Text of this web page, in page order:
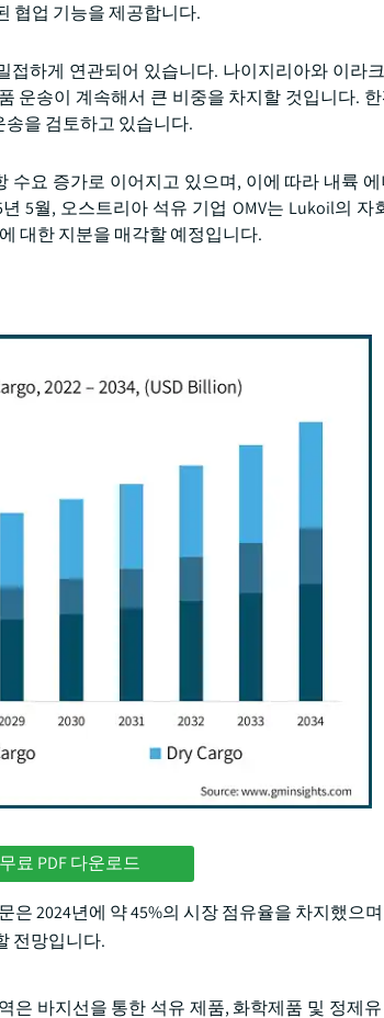
협업 기능을 제공합니다.
접하게 연관되어 있습니다. 나이지리아와 이라
운송이 계속해서 큰 비중을 차지할 것입니다.
을 검토하고 있습니다.
요 증가로 이어지고 있으며, 이에 따라 내륙
5월, 오스트리아 석유 기업 OMV는 Lukoil의 자
대한 지분을 매각할 예정입니다.
무료 PDF 다운로드
2024년에 약 45%의 시장 점유율을 차지했으
전망입니다.
은 바지선을 통한 석유 제품, 화학제품 및 정제